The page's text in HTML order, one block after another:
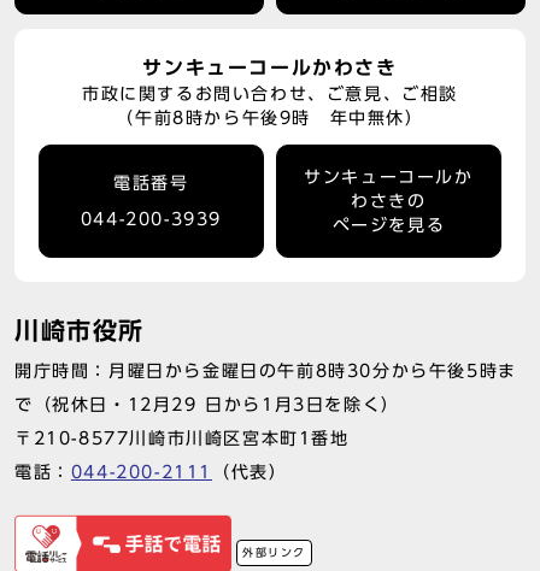
サンキューコールかわさき
市政に関するお問い合わせ、ご意見、ご相談
（午前8時から午後9時 年中無休）
電話番号
044-200-3939
サンキューコールか
わさきの
ページを見る
川崎市役所
開庁時間：月曜日から金曜日の午前8時30分から午後5時ま
で（祝休日・12月29 日から1月3日を除く）
〒210-8577川崎市川崎区宮本町1番地
電話： 044-200-2111 （代表）
外部リンク